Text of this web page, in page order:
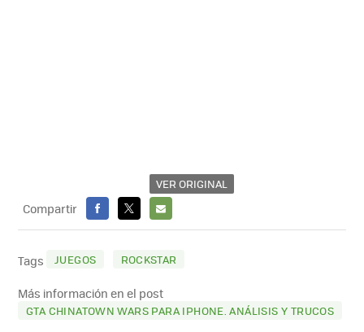
VER ORIGINAL
Compartir
FACEBOOK
X
E-
MAIL
Tags JUEGOS ROCKSTAR
Más información en el post
GTA CHINATOWN WARS PARA IPHONE. ANÁLISIS Y TRUCOS